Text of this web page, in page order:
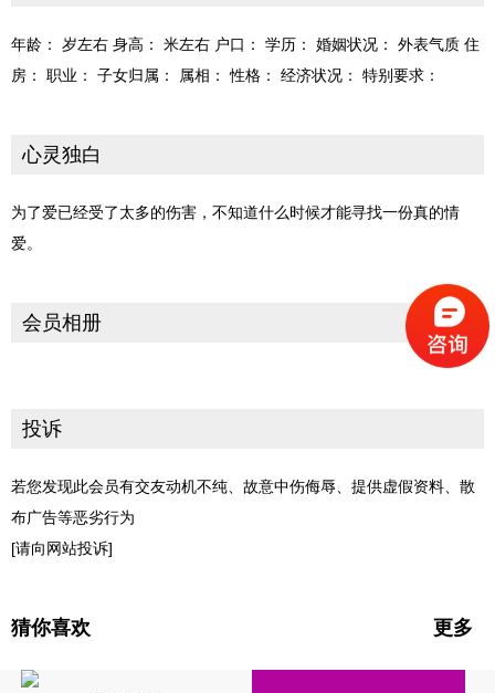
年龄： 岁左右 身高： 米左右 户口： 学历： 婚姻状况： 外表气质 住
房： 职业： 子女归属： 属相： 性格： 经济状况： 特别要求：
心灵独白
为了爱已经受了太多的伤害，不知道什么时候才能寻找一份真的情
爱。
会员相册
投诉
若您发现此会员有交友动机不纯、故意中伤侮辱、提供虚假资料、散
布广告等恶劣行为
[请向网站投诉]
猜你喜欢 更多